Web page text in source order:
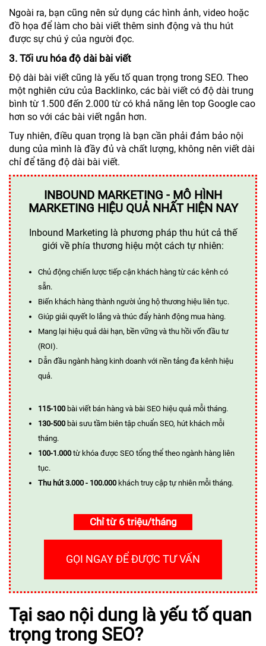
Ngoài ra, bạn cũng nên sử dụng các hình ảnh, video hoặc
đồ họa để làm cho bài viết thêm sinh động và thu hút
được sự chú ý của người đọc.
3. Tối ưu hóa độ dài bài viết
Độ dài bài viết cũng là yếu tố quan trọng trong SEO. Theo
một nghiên cứu của Backlinko, các bài viết có độ dài trung
bình từ 1.500 đến 2.000 từ có khả năng lên top Google cao
hơn so với các bài viết ngắn hơn.
Tuy nhiên, điều quan trọng là bạn cần phải đảm bảo nội
dung của mình là đầy đủ và chất lượng, không nên viết dài
chỉ để tăng độ dài bài viết.
INBOUND MARKETING - MÔ HÌNH
MARKETING HIỆU QUẢ NHẤT HIỆN NAY
Inbound Marketing là phương pháp thu hút cả thế
giới về phía thương hiệu một cách tự nhiên:
Chủ động chiến lược tiếp cận khách hàng từ các kênh có
sẵn.
Biến khách hàng thành người ủng hộ thương hiệu liên tục.
Giúp giải quyết lo lắng và thúc đẩy hành động mua hàng.
Mang lại hiệu quả dài hạn, bền vững và thu hồi vốn đầu tư
(ROI).
Dẫn đầu ngành hàng kinh doanh với nền tảng đa kênh hiệu
quả.
115-100 bài viết bán hàng và bài SEO hiệu quả mỗi tháng.
130-500 bài sưu tầm biên tập chuẩn SEO, hút khách mỗi
tháng.
100-1.000 từ khóa được SEO tổng thể theo ngành hàng liên
tục.
Thu hút 3.000 - 100.000 khách truy cập tự nhiên mỗi tháng.
Chỉ từ 6 triệu/tháng
GỌI NGAY ĐỂ ĐƯỢC TƯ VẤN
Tại sao nội dung là yếu tố quan
trọng trong SEO?